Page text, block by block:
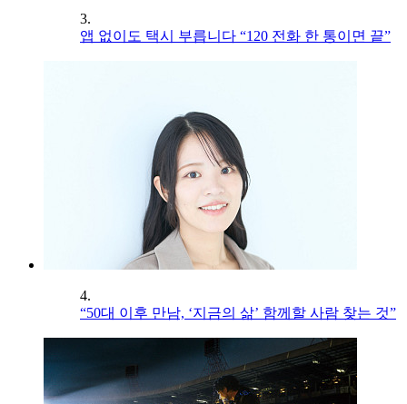
3.
앱 없이도 택시 부릅니다 “120 전화 한 통이면 끝”
4.
“50대 이후 만남, ‘지금의 삶’ 함께할 사람 찾는 것”